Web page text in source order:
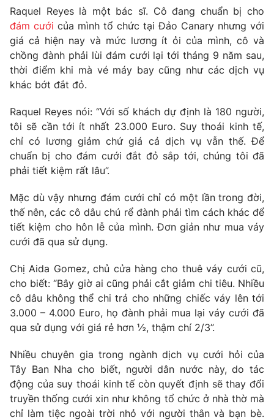
Câu chuyện quốc tế
Thị trường
Góc doanh nghiệp
Dữ liệu và đời sống
Truyền hình
Phim VTV
Hậu trường
Nhân vật
Khán giả
Giải sao mai
Giải trí
Âm nhạc
Sao
Đời sống
Du lịch
Làm đẹp
Giáo dục
Tuyển sinh
Học trực tuyến
Hitech Công nghệ tương lai
Sản phẩm
Tư vấn
Giao lưu trực tuyến
Chuyên mục khác
Emagazine Podcast
Photo Infographic
Video Shorts video
Raquel Reyes là một bác sĩ. Cô đang chuẩn bị cho
đám cưới của mình tổ chức tại Đảo Canary nhưng với
giá cả hiện nay và mức lương ít ỏi của mình, cô và
chồng đành phải lùi đám cưới lại tới tháng 9 năm sau,
thời điểm khi mà vé máy bay cũng như các dịch vụ
khác bớt đắt đỏ.
Raquel Reyes nói: “Với số khách dự định là 180 người,
tôi sẽ cần tới ít nhất 23.000 Euro. Suy thoái kinh tế,
chỉ có lương giảm chứ giá cả dịch vụ vẫn thế. Để
chuẩn bị cho đám cưới đắt đỏ sắp tới, chúng tôi đã
phải tiết kiệm rất lâu”.
Mặc dù vậy nhưng đám cưới chỉ có một lần trong đời,
thế nên, các cô dâu chú rể đành phải tìm cách khác để
tiết kiệm cho hôn lễ của mình. Đơn giản như mua váy
cưới đã qua sử dụng.
Chị Aida Gomez, chủ cửa hàng cho thuê váy cưới cũ,
cho biết: “Bây giờ ai cũng phải cắt giảm chi tiêu. Nhiều
cô dâu không thể chi trả cho những chiếc váy lên tới
3.000 – 4.000 Euro, họ đành phải mua lại váy cưới đã
qua sử dụng với giá rẻ hơn ½, thậm chí 2/3”.
Nhiều chuyên gia trong ngành dịch vụ cưới hỏi của
Tây Ban Nha cho biết, người dân nước này, do tác
động của suy thoái kinh tế còn quyết định sẽ thay đổi
truyền thống cưới xin như không tổ chức ở nhà thờ mà
chỉ làm tiệc ngoài trời nhỏ với người thân và bạn bè.